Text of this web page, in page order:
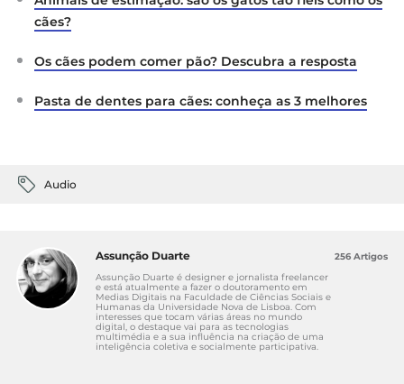
cães?
Os cães podem comer pão? Descubra a resposta
Pasta de dentes para cães: conheça as 3 melhores
Audio
Assunção Duarte
Assunção Duarte é designer e jornalista freelancer
e está atualmente a fazer o doutoramento em
Medias Digitais na Faculdade de Ciências Sociais e
Humanas da Universidade Nova de Lisboa. Com
interesses que tocam várias áreas no mundo
digital, o destaque vai para as tecnologias
multimédia e a sua influência na criação de uma
inteligência coletiva e socialmente participativa.
256 Artigos